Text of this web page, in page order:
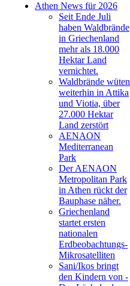
Athen News für 2026
Seit Ende Juli
haben Waldbrände
in Griechenland
mehr als 18.000
Hektar Land
vernichtet.
Waldbrände wüten
weiterhin in Attika
und Viotia, über
27.000 Hektar
Land zerstört
AENAON
Mediterranean
Park
Der AENAON
Metropolitan Park
in Athen rückt der
Bauphase näher.
Griechenland
startet ersten
nationalen
Erdbeobachtungs-
Mikrosatelliten
Sani/Ikos bringt
den Kindern von -